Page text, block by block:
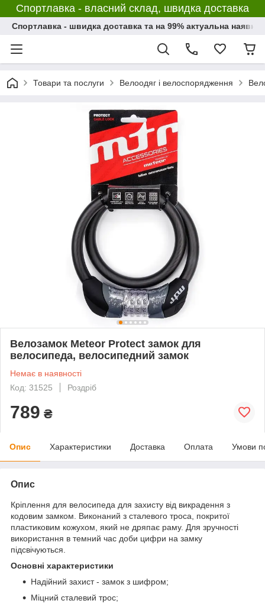
Спортлавка - власний склад, швидка доставка
Спортлавка - швидка доставка та на 99% актуальна
Товари та послуги Велоодяг і велоспорядження
Велозамок Meteor Protect замок для
велосипеда, велосипедний замок
Немає в наявності
Код: 31525
Роздріб
789 ₴
Опис Характеристики Доставка Оплата Умови
Опис
Кріплення для велосипеда для захисту від викрадення з
кодовим замком. Виконаний з сталевого троса, покритої
пластиковим кожухом, який не дряпає раму. Для зручності
використання в темний час доби цифри на замку
підсвічуються.
Основні характеристики
Надійний захист - замок з шифром;
Міцний сталевий трос;